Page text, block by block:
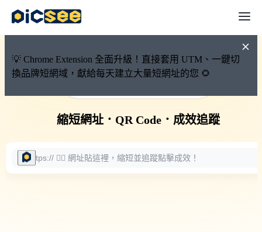
💡 Chrome Extension 全面升級！直接套用 UTM、一鍵切
換品牌短網域，獻給每天建立大量短網址的您 🌻
🚀 PicSee 短網址永久有效
縮短網址． QR Code． 成效追蹤